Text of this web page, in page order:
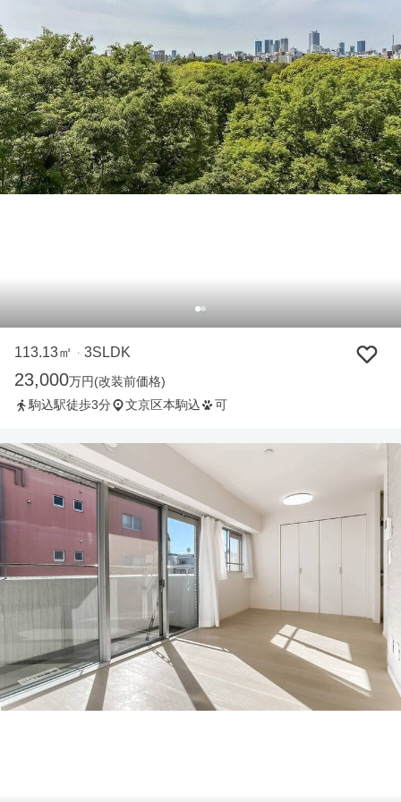
113.13㎡ ・ 3SLDK
23,000万円(改装前価格)
駒込駅徒歩3分
文京区本駒込 可